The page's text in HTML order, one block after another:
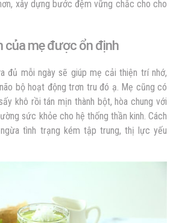
xây dựng bước đệm vững chắc cho cho
của mẹ được ổn định
đủ mỗi ngày sẽ giúp mẹ cải thiện trí nhớ,
bộ hoạt động trơn tru đó ạ. Mẹ cũng có
khô rồi tán mịn thành bột, hòa chung với
sức khỏe cho hệ thống thần kinh. Cách
tình trạng kém tập trung, thị lực yếu